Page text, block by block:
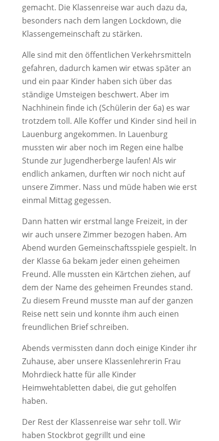
gemacht. Die Klassenreise war auch dazu da,
besonders nach dem langen Lockdown, die
Klassengemeinschaft zu stärken.
Alle sind mit den öffentlichen Verkehrsmitteln
gefahren, dadurch kamen wir etwas später an
und ein paar Kinder haben sich über das
ständige Umsteigen beschwert. Aber im
Nachhinein finde ich (Schülerin der 6a) es war
trotzdem toll. Alle Koffer und Kinder sind heil in
Lauenburg angekommen. In Lauenburg
mussten wir aber noch im Regen eine halbe
Stunde zur Jugendherberge laufen! Als wir
endlich ankamen, durften wir noch nicht auf
unsere Zimmer. Nass und müde haben wie erst
einmal Mittag gegessen.
Dann hatten wir erstmal lange Freizeit, in der
wir auch unsere Zimmer bezogen haben. Am
Abend wurden Gemeinschaftsspiele gespielt. In
der Klasse 6a bekam jeder einen geheimen
Freund. Alle mussten ein Kärtchen ziehen, auf
dem der Name des geheimen Freundes stand.
Zu diesem Freund musste man auf der ganzen
Reise nett sein und konnte ihm auch einen
freundlichen Brief schreiben.
Abends vermissten dann doch einige Kinder ihr
Zuhause, aber unsere Klassenlehrerin Frau
Mohrdieck hatte für alle Kinder
Heimwehtabletten dabei, die gut geholfen
haben.
Der Rest der Klassenreise war sehr toll. Wir
haben Stockbrot gegrillt und eine